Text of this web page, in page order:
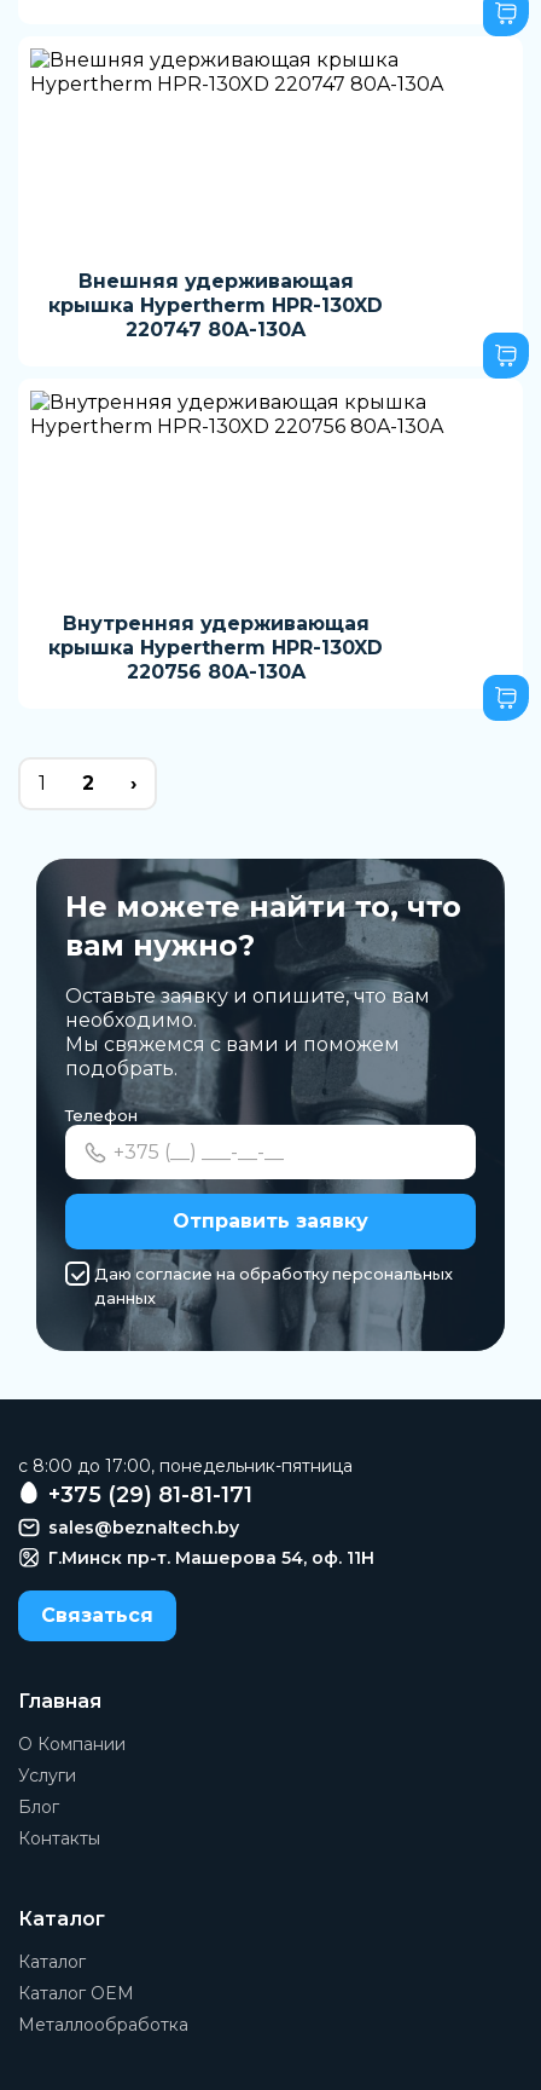
Внешняя удерживающая
крышка Hypertherm HPR-130XD
220747 80A-130A
Внутренняя удерживающая
крышка Hypertherm HPR-130XD
220756 80A-130A
1 2 ›
Не можете найти то, что
вам нужно?
Оставьте заявку и опишите, что вам
необходимо.
Мы свяжемся с вами и поможем
подобрать.
Телефон
Отправить заявку
Даю согласие на обработку персональных
данных
c 8:00 до 17:00, понедельник-пятница
+375 (29) 81-81-171
sales@beznaltech.by
Г.Минск пр-т. Машерова 54, оф. 11H
Связаться
Главная
О Компании
Услуги
Блог
Контакты
Каталог
Каталог
Каталог OEM
Металлообработка